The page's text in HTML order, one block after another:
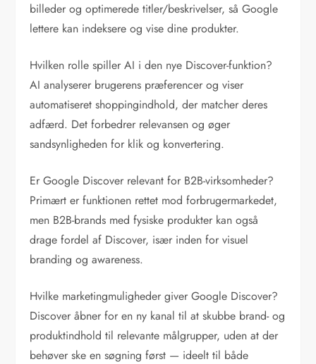
billeder og optimerede titler/beskrivelser, så Google
lettere kan indeksere og vise dine produkter.
Hvilken rolle spiller AI i den nye Discover-funktion?
AI analyserer brugerens præferencer og viser
automatiseret shoppingindhold, der matcher deres
adfærd. Det forbedrer relevansen og øger
sandsynligheden for klik og konvertering.
Er Google Discover relevant for B2B-virksomheder?
Primært er funktionen rettet mod forbrugermarkedet,
men B2B-brands med fysiske produkter kan også
drage fordel af Discover, især inden for visuel
branding og awareness.
Hvilke marketingmuligheder giver Google Discover?
Discover åbner for en ny kanal til at skubbe brand- og
produktindhold til relevante målgrupper, uden at der
behøver ske en søgning først — ideelt til både